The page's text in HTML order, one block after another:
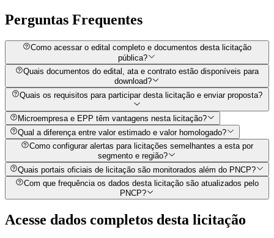
Perguntas Frequentes
Como acessar o edital completo e documentos desta licitação
pública?
Quais documentos do edital, ata e contrato estão disponíveis para
download?
Quais os requisitos para participar desta licitação e enviar proposta?
Microempresa e EPP têm vantagens nesta licitação?
Qual a diferença entre valor estimado e valor homologado?
Como configurar alertas para licitações semelhantes a esta por
segmento e região?
Quais portais oficiais de licitação são monitorados além do PNCP?
Com que frequência os dados desta licitação são atualizados pelo
PNCP?
Acesse dados completos desta licitação